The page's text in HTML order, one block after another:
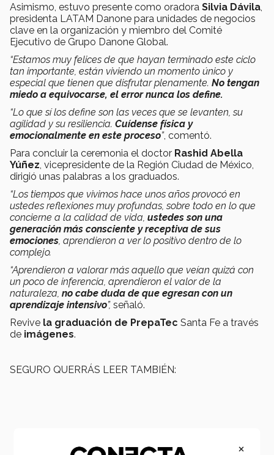
Asimismo, estuvo presente como oradora Silvia Dávila
presidenta LATAM Danone para unidades de negocios
clave en la organización y miembro del Comité
Ejecutivo de Grupo Danone Global.
“Estamos muy felices de que hayan terminado este ciclo
tan importante, están viviendo un momento único y
especial que tienen que disfrutar plenamente. No tengan
miedo a equivocarse, el error nunca los define.
“Lo que sí los define son las veces que se levanten, su
agilidad y su resiliencia. Cuídense física y
emocionalmente en este proceso”, comentó.
Para concluir la ceremonia el doctor Rashid Abella
Yúñez , vicepresidente de la Región Ciudad de México,
dirigió unas palabras a los graduados.
“Los tiempos que vivimos hace unos años provocó en
ustedes reflexiones muy profundas, sobre todo en lo que
concierne a la calidad de vida, ustedes son una
generación más consciente y receptiva de sus
emociones , aprendieron a ver lo positivo dentro de lo
complejo.
“Aprendieron a valorar más aquello que veían quizá con
un poco de inferencia, aprendieron el valor de la
naturaleza, no cabe duda de que egresan con un
aprendizaje intensivo”, señaló.
Revive la graduación de PrepaTec Santa Fe a través
de imágenes.
SEGURO QUERRÁS LEER TAMBIÉN:
×